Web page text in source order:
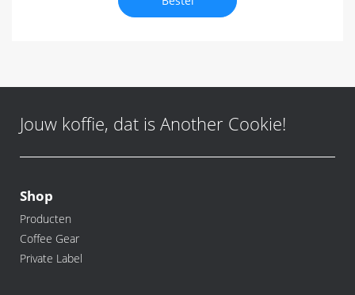
Jouw koffie, dat is Another Cookie!
Shop
Producten
Coffee Gear
Private Label